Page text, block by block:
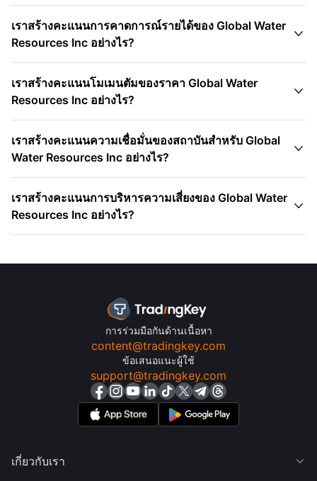
เราสร้างคะแนนการคาดการณ์รายได้ของ Global Water
Resources Inc อย่างไร?

เราสร้างคะแนนโมเมนตัมของราคา Global Water
Resources Inc อย่างไร?

เราสร้างคะแนนความเชื่อมั่นของสถาบันสำหรับ Global
Water Resources Inc อย่างไร?

เราสร้างคะแนนการบริหารความเสี่ยงของ Global Water
Resources Inc อย่างไร?

การร่วมมือกันด้านเนื้อหา
content@tradingkey.com
ข้อเสนอแนะผู้ใช้
support@tradingkey.com
เกี่ยวกับเรา 